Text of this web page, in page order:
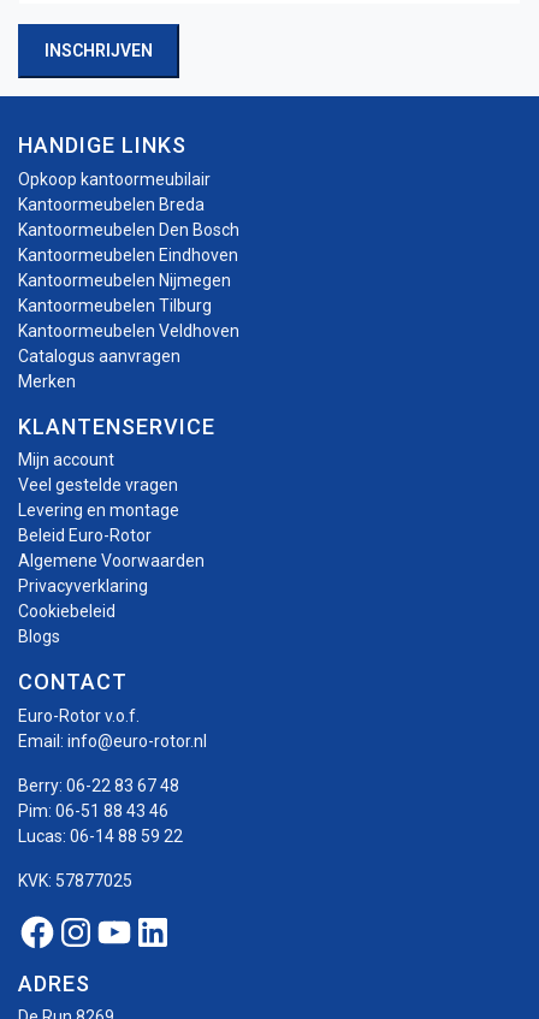
INSCHRIJVEN
HANDIGE LINKS
Opkoop kantoormeubilair
Kantoormeubelen Breda
Kantoormeubelen Den Bosch
Kantoormeubelen Eindhoven
Kantoormeubelen Nijmegen
Kantoormeubelen Tilburg
Kantoormeubelen Veldhoven
Catalogus aanvragen
Merken
KLANTENSERVICE
Mijn account
Veel gestelde vragen
Levering en montage
Beleid Euro-Rotor
Algemene Voorwaarden
Privacyverklaring
Cookiebeleid
Blogs
CONTACT
Euro-Rotor v.o.f.
Email: info@euro-rotor.nl
Berry: 06-22 83 67 48
Pim: 06-51 88 43 46
Lucas: 06-14 88 59 22
KVK: 57877025
Facebook Euro-rotor
Instagram Euro-rotor
Youtube Euro-rotor
Linkedin Euro-rotor
ADRES